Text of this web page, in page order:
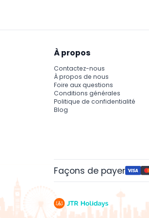
À propos
Contactez-nous
À propos de nous
Foire aux questions
Conditions générales
Politique de confidentialité
Blog
Façons de payer